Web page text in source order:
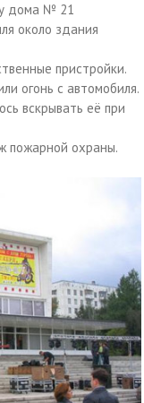
у дома № 21
около здания
пристройки.
огонь с автомобиля.
вскрывать её при
пожарной охраны.